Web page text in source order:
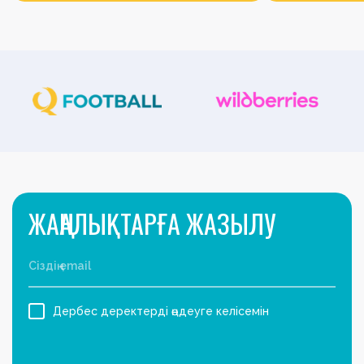
ЖАҢАЛЫҚТАРҒА ЖАЗЫЛУ
Дербес деректерді өңдеуге келісемін